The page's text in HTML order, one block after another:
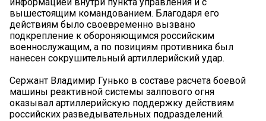
информацией внутри пункта управления и с
вышестоящим командованием. Благодаря его
действиям было своевременно вызвано
подкрепление к обороняющимся российским
военнослужащим, а по позициям противника был
нанесен сокрушительный артиллерийский удар.
Сержант Владимир Гунько в составе расчета боевой
машины реактивной системы залпового огня
оказывал артиллерийскую поддержку действиям
российских разведывательных подразделений.